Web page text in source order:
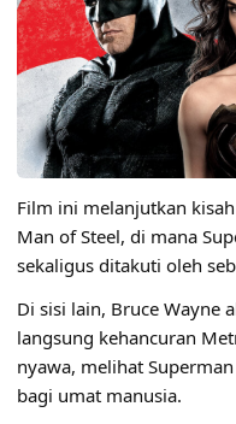
Film ini melanjutkan
Man of Steel, di mana
sekaligus ditakuti oleh
Di sisi lain, Bruce Wayne
langsung kehancuran
nyawa, melihat
bagi umat manusia.